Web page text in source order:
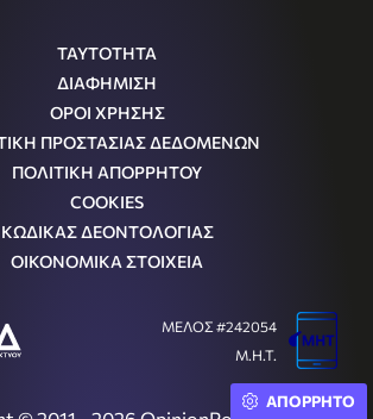
ΤΑΥΤΟΤΗΤΑ
ΔΙΑΦΗΜΙΣΗ
ΟΡΟΙ ΧΡΗΣΗΣ
ΠΡΟΣΤΑΣΙΑΣ ΔΕΔΟΜΕΝΩΝ
ΠΟΛΙΤΙΚΗ ΑΠΟΡΡΗΤΟΥ
COOKIES
ΚΩΔΙΚΑΣ ΔΕΟΝΤΟΛΟΓΙΑΣ
ΟΙΚΟΝΟΜΙΚΑ ΣΤΟΙΧΕΙΑ
ΜΕΛΟΣ #242054
Μ.Η.Τ.
ΑΠΟΡΡΗΤΟ